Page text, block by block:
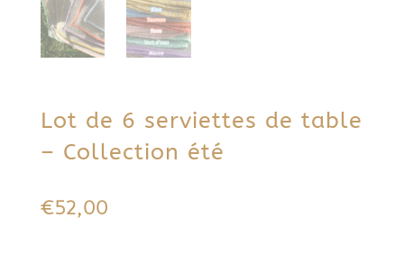
Lot de 6 serviettes de table
– Collection été
€52,00